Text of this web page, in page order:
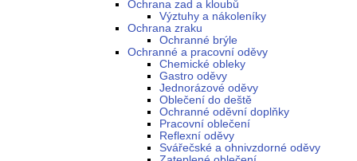
Ochrana zad a kloubů
Výztuhy a nákoleníky
Ochrana zraku
Ochranné brýle
Ochranné a pracovní oděvy
Chemické obleky
Gastro oděvy
Jednorázové oděvy
Oblečení do deště
Ochranné oděvní doplňky
Pracovní oblečení
Reflexní oděvy
Svářečské a ohnivzdorné oděvy